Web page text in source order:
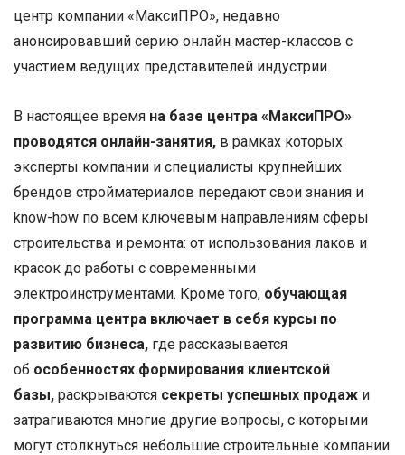
центр компании «МаксиПРО», недавно
анонсировавший серию онлайн мастер-классов с
участием ведущих представителей индустрии.
В настоящее время на базе центра «МаксиПРО»
проводятся онлайн-занятия, в рамках которых
эксперты компании и специалисты крупнейших
брендов стройматериалов передают свои знания и
know-how по всем ключевым направлениям сферы
строительства и ремонта: от использования лаков и
красок до работы с современными
электроинструментами. Кроме того, обучающая
программа центра включает в себя курсы по
развитию бизнеса, где рассказывается
об особенностях формирования клиентской
базы, раскрываются секреты успешных продаж и
затрагиваются многие другие вопросы, с которыми
могут столкнуться небольшие строительные компании